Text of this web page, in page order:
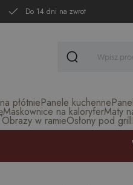
Do 14 dni na zwrot
płótniePanele kuchenne
Maskownice na kaloryferMaty
Obrazy w ramieOsłony pod grill